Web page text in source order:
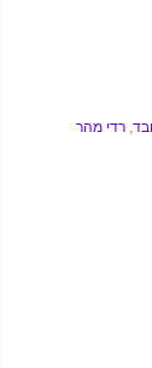
, רדי מהר